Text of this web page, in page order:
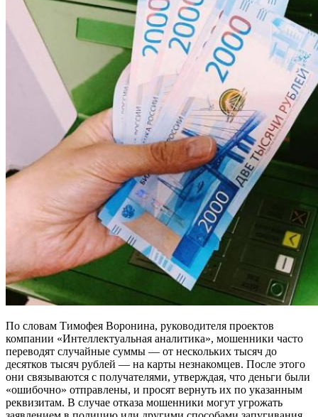
По словам Тимофея Воронина, руководителя проектов
компании «Интеллектуальная аналитика», мошенники часто
переводят случайные суммы — от нескольких тысяч до
десятков тысяч рублей — на карты незнакомцев. После этого
они связываются с получателями, утверждая, что деньги были
«ошибочно» отправлены, и просят вернуть их по указанным
реквизитам. В случае отказа мошенники могут угрожать